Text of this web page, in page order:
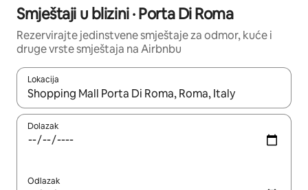
Smještaji u blizini · Porta Di Roma
Rezervirajte jedinstvene smještaje za odmor, kuće i
druge vrste smještaja na Airbnbu
Lokacija
Kada budu dostupni rezultati, moći ćete ih pregledati
Dolazak
Odlazak